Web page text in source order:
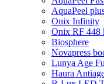
AquaPeel
Onix Infinity
Onix RF
Biosphere
Novapress
Lunya Age
Haura